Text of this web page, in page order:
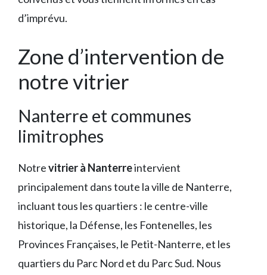
d’imprévu.
Zone d’intervention de
notre vitrier
Nanterre et communes
limitrophes
Notrevitrier à Nanterreintervient
principalement dans toute la ville de Nanterre,
incluant tous les quartiers : le centre-ville
historique, la Défense, les Fontenelles, les
Provinces Françaises, le Petit-Nanterre, et les
quartiers du Parc Nord et du Parc Sud. Nous